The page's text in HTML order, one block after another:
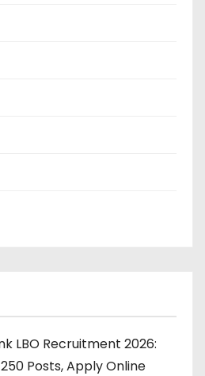
LBO Recruitment 2026:
Posts, Apply Online